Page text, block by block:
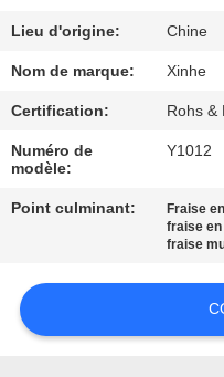
VISITE
DE
L'USINE
CONTRÔLE
DE
QUALITÉ
Lieu d'origine: Chine
Nom de marque: Xinhe
Certification: Rohs &
Numéro de
modèle:
Y1012
Point culminant: Fraise
fraise
fraise